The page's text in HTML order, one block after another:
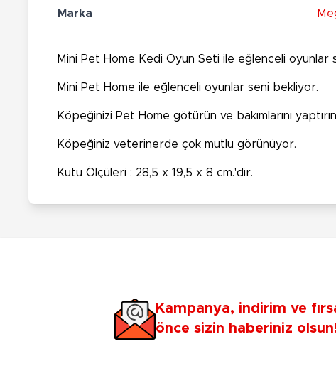
Marka
Mini Pet Home Kedi Oyun Seti ile eğlenceli oyunlar
Mini Pet Home ile eğlenceli oyunlar seni bekliyor.
Köpeğinizi Pet Home götürün ve bakımlarını
Köpeğiniz veterinerde çok mutlu görünüyor.
Kutu Ölçüleri : 28,5 x 19,5 x 8 cm.'dir.
Kampanya, indirim ve
önce sizin haberiniz